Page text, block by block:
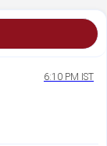
6:10 PM IST